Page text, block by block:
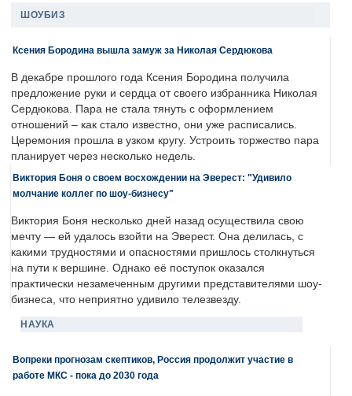
ШОУБИЗ
Ксения Бородина вышла замуж за Николая Сердюкова
В декабре прошлого года Ксения Бородина получила
предложение руки и сердца от своего избранника Николая
Сердюкова. Пара не стала тянуть с оформлением
отношений – как стало известно, они уже расписались.
Церемония прошла в узком кругу. Устроить торжество пара
планирует через несколько недель.
Виктория Боня о своем восхождении на Эверест: "Удивило
молчание коллег по шоу-бизнесу"
Виктория Боня несколько дней назад осуществила свою
мечту — ей удалось взойти на Эверест. Она делилась, с
какими трудностями и опасностями пришлось столкнуться
на пути к вершине. Однако её поступок оказался
практически незамеченным другими представителями шоу-
бизнеса, что неприятно удивило телезвезду.
НАУКА
Вопреки прогнозам скептиков, Россия продолжит участие в
работе МКС - пока до 2030 года